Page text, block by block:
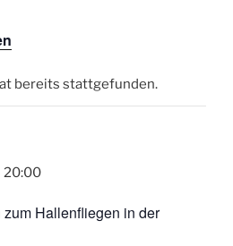
bereits stattgefunden.
20:00
Hallenfliegen in der